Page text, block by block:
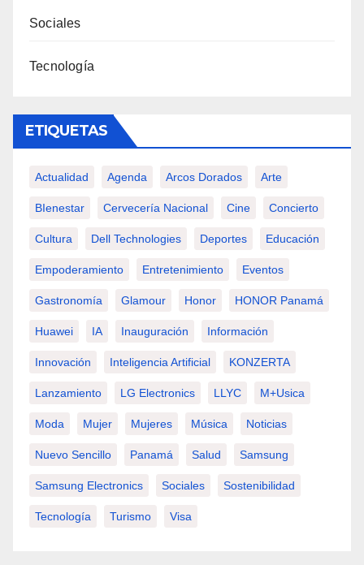
Sociales
Tecnología
ETIQUETAS
Actualidad Agenda Arcos Dorados Arte
BIenestar Cervecería Nacional Cine Concierto
Cultura Dell Technologies Deportes Educación
Empoderamiento Entretenimiento Eventos
Gastronomía Glamour Honor HONOR Panamá
Huawei IA Inauguración Información
Innovación Inteligencia Artificial KONZERTA
Lanzamiento LG Electronics LLYC M+usica
Moda Mujer Mujeres Música Noticias
Nuevo Sencillo Panamá Salud Samsung
Samsung Electronics Sociales Sostenibilidad
Tecnología Turismo Visa